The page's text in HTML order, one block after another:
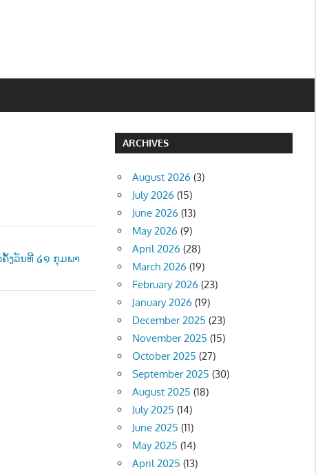
ງວັນທີ ໒໑ ກຸມພາ
ARCHIVES
August 2026 (3)
July 2026 (15)
June 2026 (13)
May 2026 (9)
April 2026 (28)
March 2026 (19)
February 2026 (23)
January 2026 (19)
December 2025 (23)
November 2025 (15)
October 2025 (27)
September 2025 (30)
August 2025 (18)
July 2025 (14)
June 2025 (11)
May 2025 (14)
April 2025 (13)